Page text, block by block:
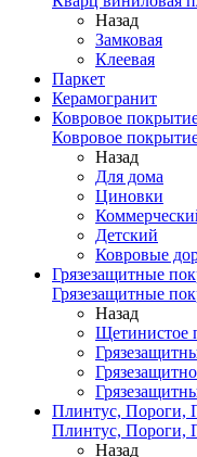
Назад
Замковая
Клеевая
Паркет
Керамогранит
Ковровое
Ковровое
Назад
Для дома
Циновки
Детский
Ковровые
Грязезащитные
Грязезащитные
Назад
Щетинистое
Плинтус, Пороги,
Плинтус, Пороги,
Назад